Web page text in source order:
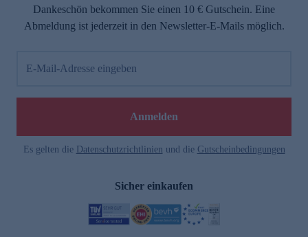
Dankeschön bekommen Sie einen 10 € Gutschein. Eine
Abmeldung ist jederzeit in den Newsletter-E-Mails möglich.
E-Mail-Adresse eingeben
Anmelden
Es gelten die Datenschutzrichtlinien und die Gutscheinbedingungen
Sicher einkaufen